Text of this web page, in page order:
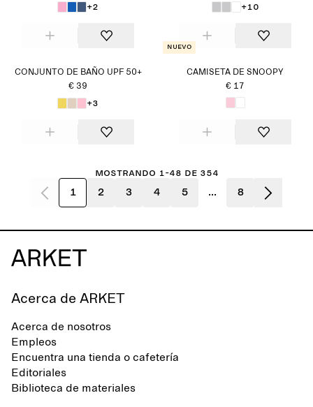
+2 +10
CONJUNTO DE BAÑO UPF 50+
€ 39
+3
Nuevo
CAMISETA DE SNOOPY
€ 17
Mostrando 1-48 de 354
1 2 3 4 5 ... 8
Acerca de ARKET
Acerca de nosotros
Empleos
Encuentra una tienda o cafetería
Editoriales
Biblioteca de materiales